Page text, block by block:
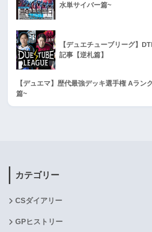
水単サイバー篇~
【デュエチューブリーグ】
記事【逆札篇】
【デュエマ】歴代最強デッキ選手権 Aラン
篇~
カテゴリー
CSダイアリー
GPヒストリー